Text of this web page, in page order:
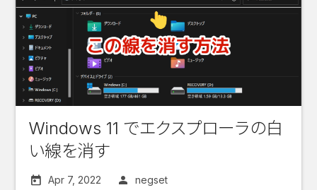
Windows 11 でエクスプローラの白
い線を消す
Apr 7, 2022 negset